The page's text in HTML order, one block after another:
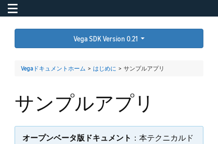
Toggle navigation
Vega SDK Version 0.21
Vegaドキュメントホーム > はじめに > サンプルアプリ
サンプルアプリ
オープンベータ版ドキュメント ：本テクニカルド